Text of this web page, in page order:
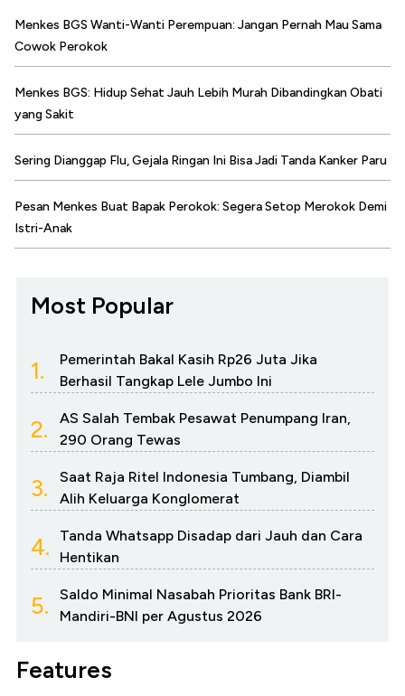
Menkes BGS Wanti-Wanti Perempuan: Jangan Pernah Mau Sama
Cowok Perokok
Menkes BGS: Hidup Sehat Jauh Lebih Murah Dibandingkan Obati
yang Sakit
Sering Dianggap Flu, Gejala Ringan Ini Bisa Jadi Tanda Kanker Paru
Pesan Menkes Buat Bapak Perokok: Segera Setop Merokok Demi
Istri-Anak
Most Popular
1.
Pemerintah Bakal Kasih Rp26 Juta Jika
Berhasil Tangkap Lele Jumbo Ini
2.
AS Salah Tembak Pesawat Penumpang Iran,
290 Orang Tewas
3.
Saat Raja Ritel Indonesia Tumbang, Diambil
Alih Keluarga Konglomerat
4.
Tanda Whatsapp Disadap dari Jauh dan Cara
Hentikan
5.
Saldo Minimal Nasabah Prioritas Bank BRI-
Mandiri-BNI per Agustus 2026
Features